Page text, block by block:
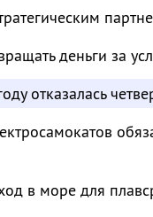
деньги за
отказалась
в море для